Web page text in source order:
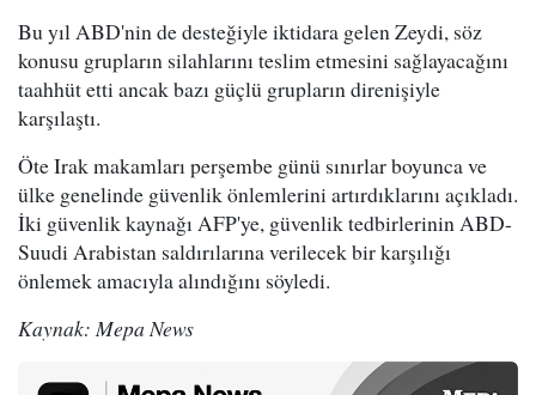
Bu yıl ABD'nin de desteğiyle iktidara gelen Zeydi, söz
konusu grupların silahlarını teslim etmesini sağlayacağını
taahhüt etti ancak bazı güçlü grupların direnişiyle
karşılaştı.
Öte Irak makamları perşembe günü sınırlar boyunca ve
ülke genelinde güvenlik önlemlerini artırdıklarını açıkladı.
İki güvenlik kaynağı AFP'ye, güvenlik tedbirlerinin ABD-
Suudi Arabistan saldırılarına verilecek bir karşılığı
önlemek amacıyla alındığını söyledi.
Kaynak: Mepa News